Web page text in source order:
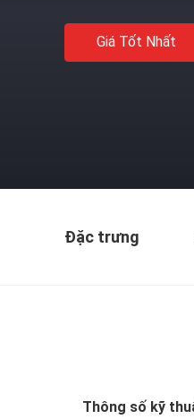
Giá Tốt Nhất
Đặc trưng
Thông số kỹ